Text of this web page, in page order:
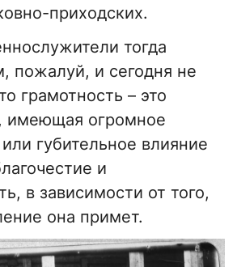
приходских.
тогда
пожалуй, и сегодня не
грамотность – это
имеющая огромное
губительное влияние
и
в зависимости от того,
она примет.